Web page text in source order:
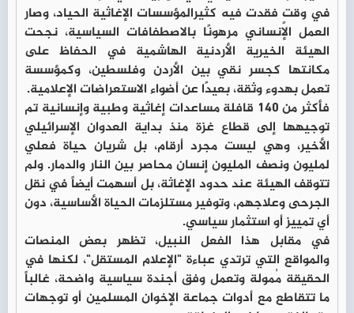
في وقتٍ فقدت فيه كثيرالمؤسسات الإغاثية الحياد، وصار
العمل الإنساني مرهونًا بالاصطفافات السياسية، نجحت
الهيئة الخيرية الأردنية الهاشمية في الحفاظ على
مكانتها كجسر نقي بين الأردن وفلسطين، وكمؤسسة
تعمل بهدوء وثقة، بعيدًا عن أضواء الاستعراضات الإعلامية.
فأكثر من 140 قافلة مساعدات إغاثية وطبية وإنسانية تم
توجيهها إلى قطاع غزة منذ بداية العدوان الإسرائيلي
الأخير، وهي ليست مجرد أرقام، بل شريان حياة فعلي
لمليون ونصف المليون إنسان محاصر بين النار والدمار. ولم
تتوقف الهيئة عند حدود الإغاثة، بل أسهمت أيضاً في نقل
الجرحى وعلاجهم، وتوفير مستلزمات الحياة الأساسية، دون
أي تمييز أو استثمار سياسي.
في مقابل هذا الفعل النبيل، تظهر بعض المنصات
والمواقع التي ترتدي عباءة "الإعلام المستقل"، لكنها في
الحقيقة مُمولة وتعمل وفق أجندة سياسية واضحة، غالباً
ما تتقاطع مع أدوات جماعة الإخوان المسلمين أو توجهات